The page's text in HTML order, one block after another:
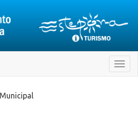
página
Toggle